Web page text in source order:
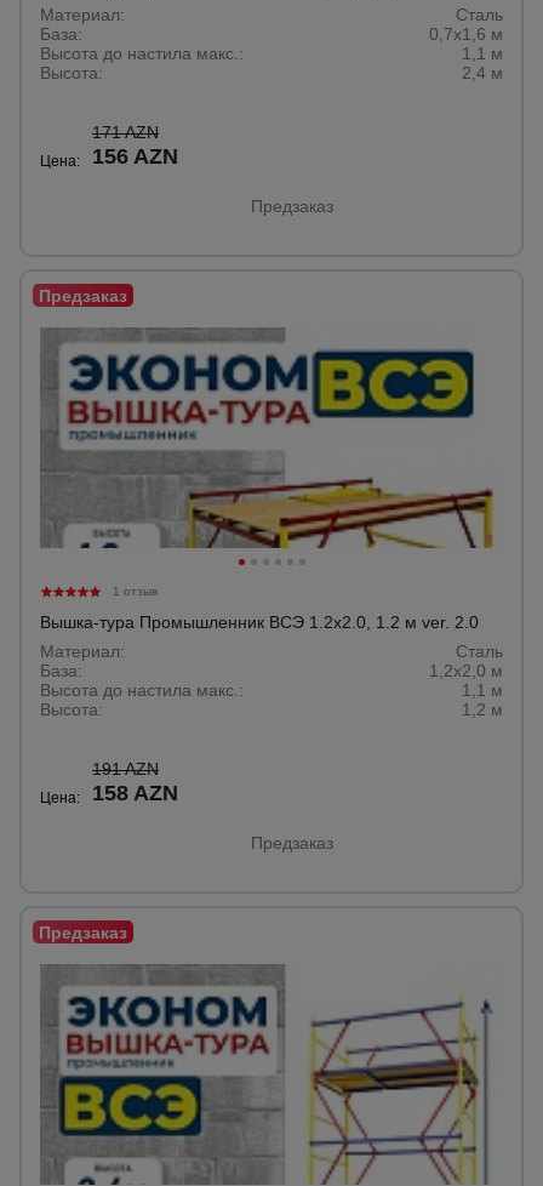
Материал:
Сталь
База:
0,7х1,6 м
Высота до настила макс.:
1,1 м
Высота:
2,4 м
Цена:
171 AZN
156 AZN
Предзаказ
1 отзыв
Вышка-тура Промышленник ВСЭ 1.2х2.0, 1.2 м ver. 2.0
Материал:
Сталь
База:
1,2х2,0 м
Высота до настила макс.:
1,1 м
Высота:
1,2 м
Цена:
191 AZN
158 AZN
Предзаказ
аппараты
Металл и
металлообработка